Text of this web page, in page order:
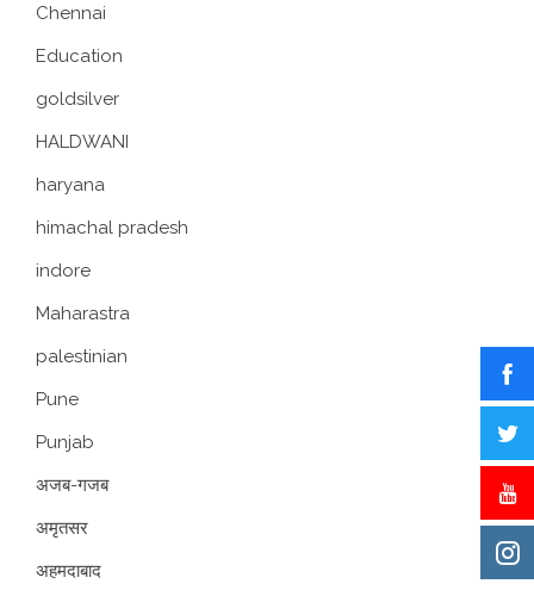
Chennai
Education
goldsilver
HALDWANI
haryana
himachal pradesh
indore
Maharastra
palestinian
Pune
Punjab
अजब-गजब
अमृतसर
अहमदाबाद